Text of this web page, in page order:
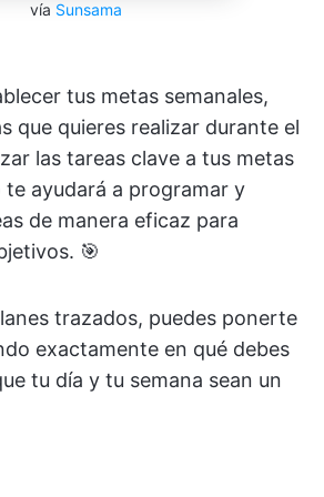
vía Sunsama
tus metas semanales,
que quieres realizar durante el
las tareas clave a tus metas
te ayudará a programar y
de manera eficaz para
🎯
trazados, puedes ponerte
exactamente en qué debes
tu día y tu semana sean un